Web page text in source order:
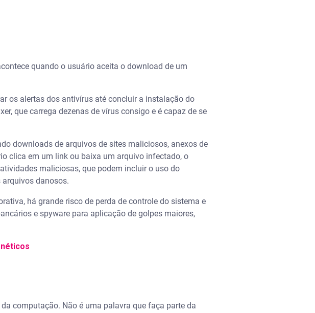
quando o usuário aceita o download de um
os alertas dos antivírus até concluir a instalação do
que carrega dezenas de vírus consigo e é capaz de se
downloads de arquivos de sites maliciosos, anexos de
clica em um link ou baixa um arquivo infectado, o
maliciosas, que podem incluir o uso do
danosos.
há grande risco de perda de controle do sistema e
e spyware para aplicação de golpes maiores,
computação. Não é uma palavra que faça parte da